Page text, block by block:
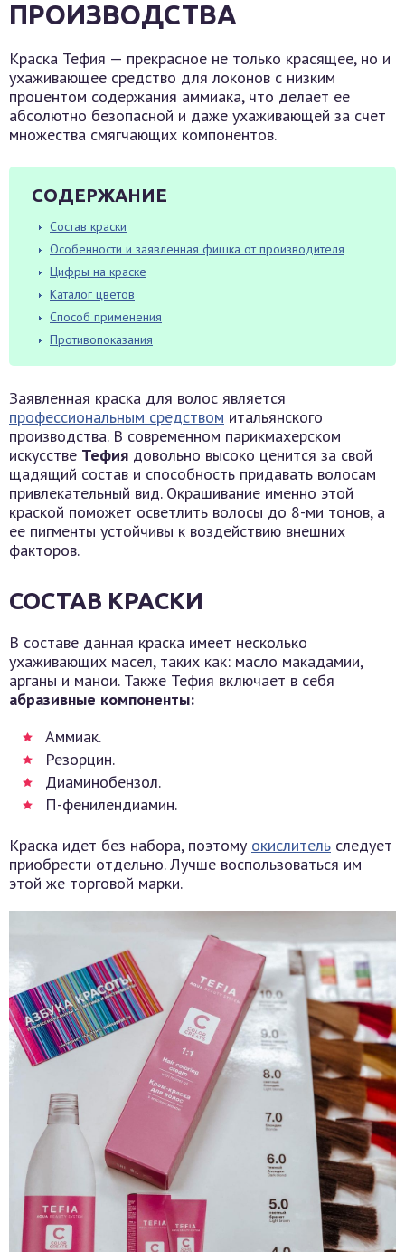
ПРОИЗВОДСТВА
Краска Тефия — прекрасное не только красящее, но и
ухаживающее средство для локонов с низким
процентом содержания аммиака, что делает ее
абсолютно безопасной и даже ухаживающей за счет
множества смягчающих компонентов.
СОДЕРЖАНИЕ
Состав краски
Особенности и заявленная фишка от производителя
Цифры на краске
Каталог цветов
Способ применения
Противопоказания
Заявленная краска для волос является
профессиональным средством итальянского
производства. В современном парикмахерском
искусстве Тефия довольно высоко ценится за свой
щадящий состав и способность придавать волосам
привлекательный вид. Окрашивание именно этой
краской поможет осветлить волосы до 8-ми тонов, а
ее пигменты устойчивы к воздействию внешних
факторов.
СОСТАВ КРАСКИ
В составе данная краска имеет несколько
ухаживающих масел, таких как: масло макадамии,
арганы и манои. Также Тефия включает в себя
абразивные компоненты:
Аммиак.
Резорцин.
Диаминобензол.
П-фенилендиамин.
Краска идет без набора, поэтому окислитель следует
приобрести отдельно. Лучше воспользоваться им
этой же торговой марки.